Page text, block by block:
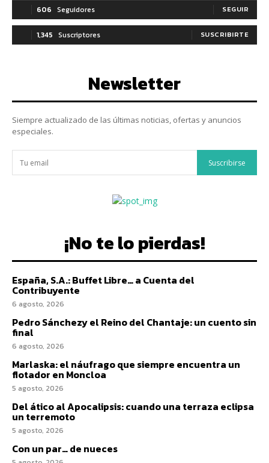
606 Seguidores SEGUIR
1,345 Suscriptores SUSCRIBIRTE
Newsletter
Siempre actualizado de las últimas noticias, ofertas y anuncios
especiales.
Suscribirse
¡No te lo pierdas!
España, S.A.: Buffet Libre… a Cuenta del
Contribuyente
6 agosto, 2026
Pedro Sánchezy el Reino del Chantaje: un cuento sin
final
6 agosto, 2026
Marlaska: el náufrago que siempre encuentra un
flotador en Moncloa
5 agosto, 2026
Del ático al Apocalipsis: cuando una terraza eclipsa
un terremoto
5 agosto, 2026
Con un par… de nueces